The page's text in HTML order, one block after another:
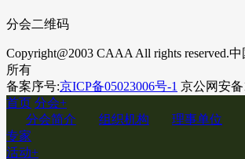
分会二维码
Copyright@2003 CAAA All rights reserved.
所有
备案序号:京ICP备05023006号-1 京公网安备
首页 分会+
分会简介
组织机构 理事单位
专家
活动+